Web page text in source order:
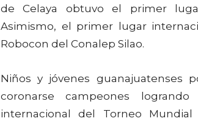
de Celaya obtuvo el primer
Asimismo, el primer lugar
Robocon del Conalep Silao.
Niños y jóvenes guanajuatenses
coronarse campeones
internacional del Torneo Mundial